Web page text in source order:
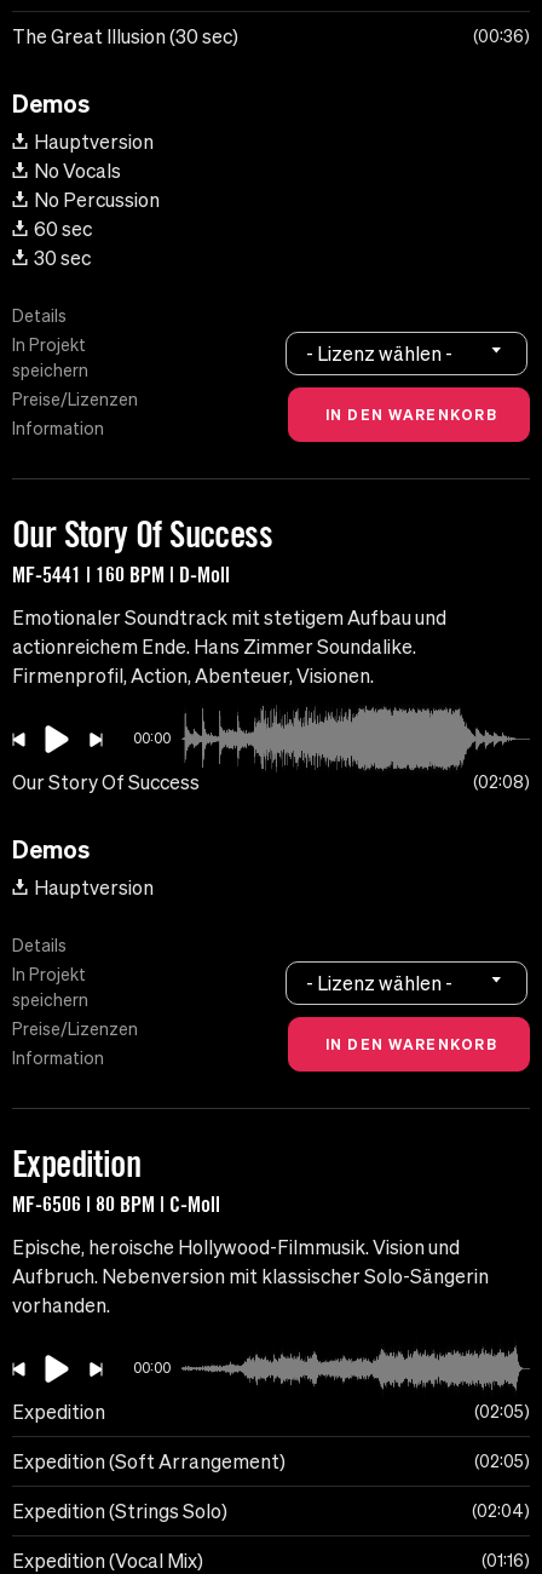
The Great Illusion (30 sec) 00:36
Demos
Hauptversion
No Vocals
No Percussion
60 sec
30 sec
Details
In Projekt
speichern
Preise/Lizenzen
Information
- Lizenz wählen -
Our Story Of Success
MF-5441 | 160 BPM | D-Moll
Emotionaler Soundtrack mit stetigem Aufbau und
actionreichem Ende. Hans Zimmer Soundalike.
Firmenprofil, Action, Abenteuer, Visionen.
00:00
Our Story Of Success 02:08
Demos
Hauptversion
Details
In Projekt
speichern
Preise/Lizenzen
Information
- Lizenz wählen -
Expedition
MF-6506 | 80 BPM | C-Moll
Epische, heroische Hollywood-Filmmusik. Vision und
Aufbruch. Nebenversion mit klassischer Solo-Sängerin
vorhanden.
00:00
Expedition 02:05
Expedition (Soft Arrangement) 02:05
Expedition (Strings Solo) 02:04
Expedition (Vocal Mix) 01:16